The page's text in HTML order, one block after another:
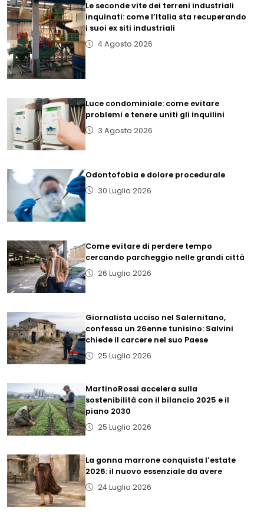
Le seconde vite dei terreni industriali
inquinati: come l’Italia sta recuperando
i suoi ex siti industriali
4 Agosto 2026
Luce condominiale: come evitare
problemi e tenere uniti gli inquilini
3 Agosto 2026
Odontofobia e dolore procedurale
30 Luglio 2026
Come evitare di perdere tempo
cercando parcheggio nelle grandi città
26 Luglio 2026
Giornalista ucciso nel Salernitano,
confessa un 26enne tunisino: Salvini
chiede il carcere nel suo Paese
25 Luglio 2026
MartinoRossi accelera sulla
sostenibilità con il bilancio 2025 e il
piano 2030
25 Luglio 2026
La gonna marrone conquista l’estate
2026: il nuovo essenziale da avere
24 Luglio 2026